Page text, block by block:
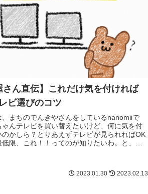
さん直伝】これだけ気を付ければ
ビ選びのコツ
、まちのでんきやさんをしているnanomiiで
ゃんテレビを買い替えたいけど、何に気を付
のかしら？とりあえずテレビが見られればOK
限、これ！！ってのが知りたいわ。と、思
2023.01.30 2023.02.13